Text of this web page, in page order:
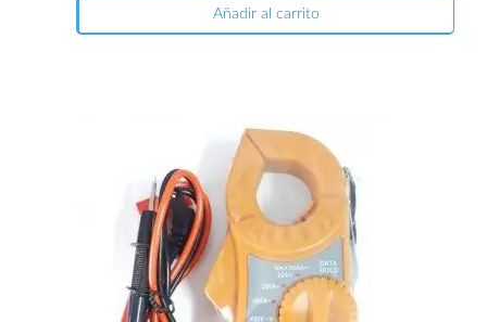
Añadir al carrito